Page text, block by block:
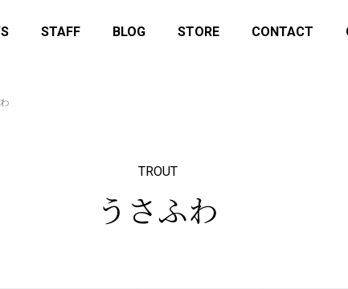
STAFF BLOG STORE CONTACT
TROUT
うさふわ